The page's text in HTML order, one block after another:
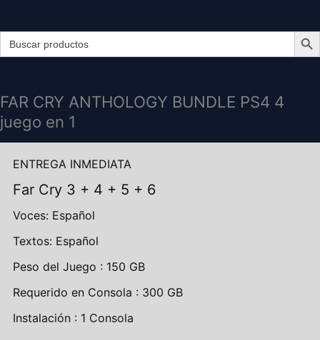
Search
for:
Search
FAR CRY ANTHOLOGY BUNDLE PS4 4
juego en 1
ENTREGA INMEDIATA
Far Cry 3 + 4 + 5 + 6
Voces: Español
Textos: Español
Peso del Juego : 150 GB
Requerido en Consola : 300 GB
Instalación : 1 Consola
ANTHOLOGY
BUNDLE
PS4
4
juego
ANTHOLOGY
BUNDLE
PS4
4
juego